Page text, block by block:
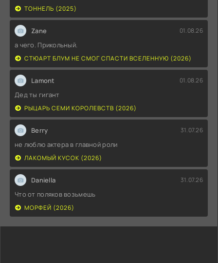
ТОННЕЛЬ (2025)
Zane 01.08.26
а чего. Прикольный.
СТЮАРТ БЛУМ НЕ СМОГ СПАСТИ ВСЕЛЕННУЮ (2026)
Lamont 01.08.26
Дед ты гигант
РЫЦАРЬ СЕМИ КОРОЛЕВСТВ (2026)
Berry 31.07.26
не люблю актера в главной роли
ЛАКОМЫЙ КУСОК (2026)
Daniella 31.07.26
Что от поляков возьмешь
МОРФЕЙ (2026)